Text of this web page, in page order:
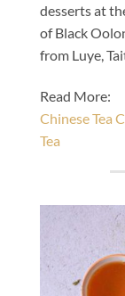
desserts at
of Black
from Luye,
Read More:
Chinese Tea
Tea